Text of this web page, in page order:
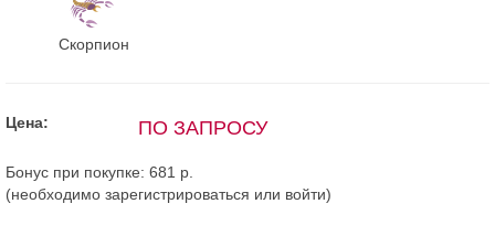
Скорпион
Цена: ПО ЗАПРОСУ
Бонус при покупке: 681 р.
(необходимо зарегистрироваться или войти)